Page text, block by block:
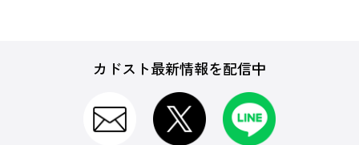
カドスト最新情報を配信中